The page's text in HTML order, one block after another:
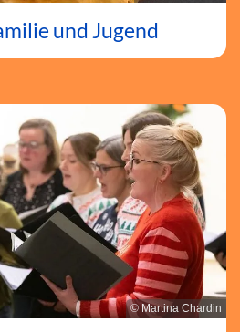
und Jugend
© Martina Chardin